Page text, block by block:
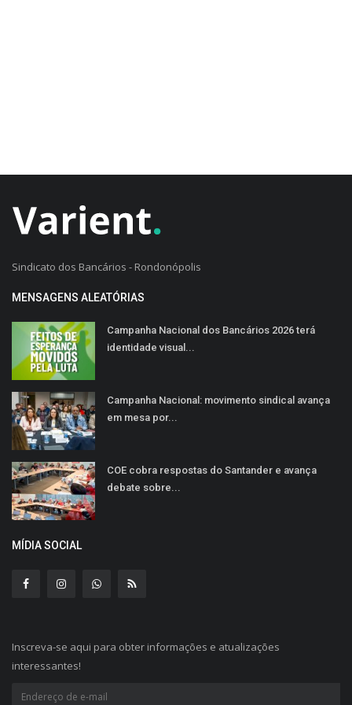
Sindicato dos Bancários - Rondonópolis
MENSAGENS ALEATÓRIAS
Campanha Nacional dos Bancários 2026 terá
identidade visual...
Campanha Nacional: movimento sindical avança
em mesa por...
COE cobra respostas do Santander e avança
debate sobre...
MÍDIA SOCIAL
Inscreva-se aqui para obter informações e atualizações
interessantes!